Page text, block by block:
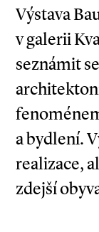
Výstava
v galerii
seznámit
a bydlení.
realizace,
zdejší